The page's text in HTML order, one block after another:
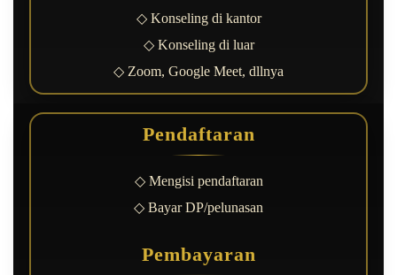
◇ Konseling di kantor
◇ Konseling di luar
◇ Zoom, Google Meet, dllnya
Pendaftaran
◇ Mengisi pendaftaran
◇ Bayar DP/pelunasan
Pembayaran